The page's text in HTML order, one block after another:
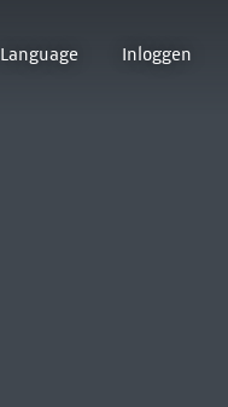
Language Inloggen